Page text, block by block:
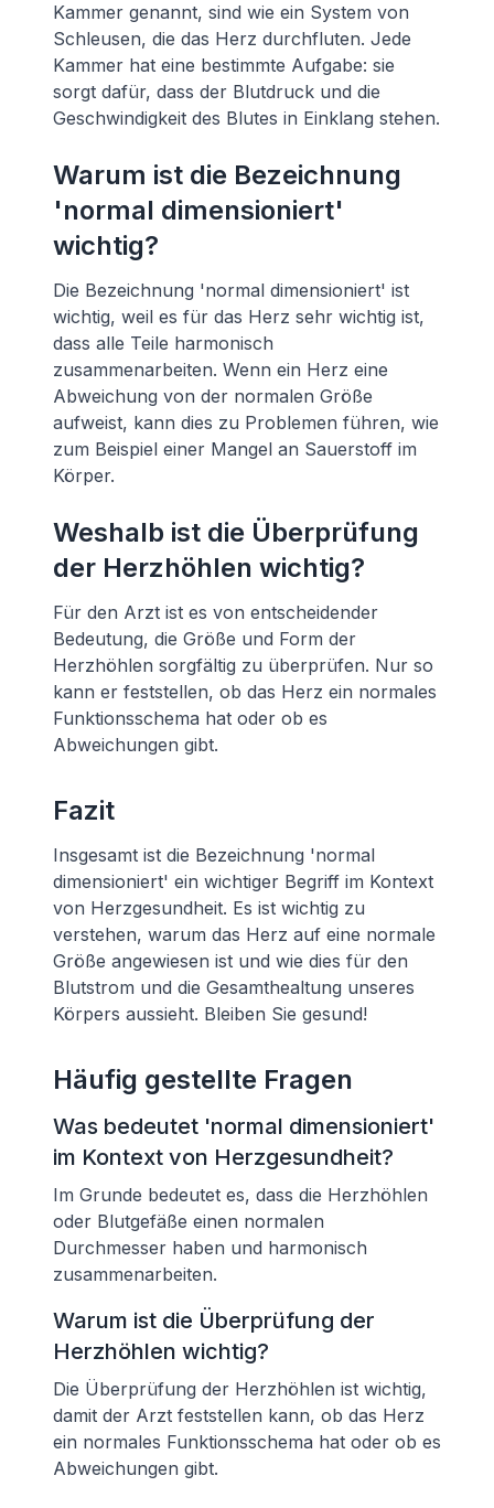
Kammer genannt, sind wie ein System von
Schleusen, die das Herz durchfluten. Jede
Kammer hat eine bestimmte Aufgabe: sie
sorgt dafür, dass der Blutdruck und die
Geschwindigkeit des Blutes in Einklang stehen.
Warum ist die Bezeichnung
'normal dimensioniert'
wichtig?
Die Bezeichnung 'normal dimensioniert' ist
wichtig, weil es für das Herz sehr wichtig ist,
dass alle Teile harmonisch
zusammenarbeiten. Wenn ein Herz eine
Abweichung von der normalen Größe
aufweist, kann dies zu Problemen führen, wie
zum Beispiel einer Mangel an Sauerstoff im
Körper.
Weshalb ist die Überprüfung
der Herzhöhlen wichtig?
Für den Arzt ist es von entscheidender
Bedeutung, die Größe und Form der
Herzhöhlen sorgfältig zu überprüfen. Nur so
kann er feststellen, ob das Herz ein normales
Funktionsschema hat oder ob es
Abweichungen gibt.
Fazit
Insgesamt ist die Bezeichnung 'normal
dimensioniert' ein wichtiger Begriff im Kontext
von Herzgesundheit. Es ist wichtig zu
verstehen, warum das Herz auf eine normale
Größe angewiesen ist und wie dies für den
Blutstrom und die Gesamthealtung unseres
Körpers aussieht. Bleiben Sie gesund!
Häufig gestellte Fragen
Was bedeutet 'normal dimensioniert'
im Kontext von Herzgesundheit?
Im Grunde bedeutet es, dass die Herzhöhlen
oder Blutgefäße einen normalen
Durchmesser haben und harmonisch
zusammenarbeiten.
Warum ist die Überprüfung der
Herzhöhlen wichtig?
Die Überprüfung der Herzhöhlen ist wichtig,
damit der Arzt feststellen kann, ob das Herz
ein normales Funktionsschema hat oder ob es
Abweichungen gibt.